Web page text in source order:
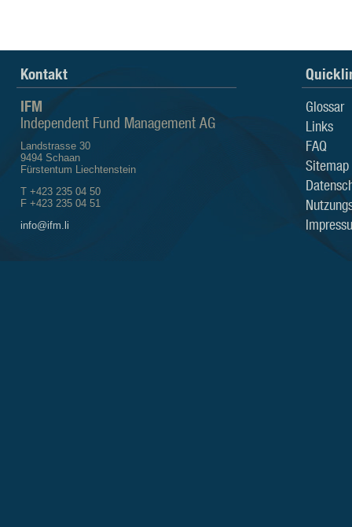
Kontakt
IFM
Independent Fund Management AG
Landstrasse 30
9494 Schaan
Fürstentum Liechtenstein
T +423 235 04 50
F +423 235 04 51
info@ifm.li
Glossar
Links
FAQ
Sitemap